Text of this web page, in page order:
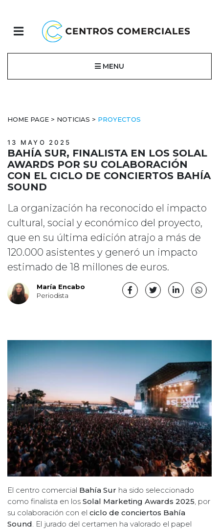
MENU
HOME PAGE > NOTICIAS > PROYECTOS
13 MAYO 2025
BAHÍA SUR, FINALISTA EN LOS SOLAL
AWARDS POR SU COLABORACIÓN
CON EL CICLO DE CONCIERTOS BAHÍA
SOUND
La organización ha reconocido el impacto
cultural, social y económico del proyecto,
que en su última edición atrajo a más de
120.000 asistentes y generó un impacto
estimado de 18 millones de euros.
María Encabo
Periodista
El centro comercial Bahía Sur ha sido seleccionado
como finalista en los Solal Marketing Awards 2025, por
su colaboración con el ciclo de conciertos Bahía
Sound. El jurado del certamen ha valorado el papel